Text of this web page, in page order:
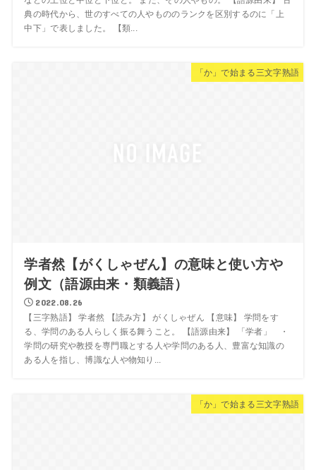
典の時代から、世のすべての人やもののランクを区別するのに「上
中下」で表しました。 【類...
「か」で始まる三文字熟語
学者然【がくしゃぜん】の意味と使い方や
例文（語源由来・類義語）
2022.08.26
【三字熟語】 学者然 【読み方】 がくしゃぜん 【意味】 学問をす
る、学問のある人らしく振る舞うこと。 【語源由来】 「学者」 ・
学問の研究や教授を専門職とする人や学問のある人、豊富な知識の
ある人を指し、博識な人や物知り...
「か」で始まる三文字熟語